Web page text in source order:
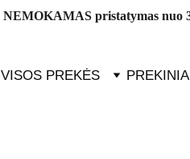
NEMOKAMAS pristatymas nuo
VISOS PREKĖS